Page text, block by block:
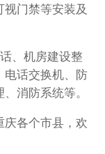
门禁等安装及
、机房建设整
电话交换机、防
消防系统等。
庆各个市县，欢